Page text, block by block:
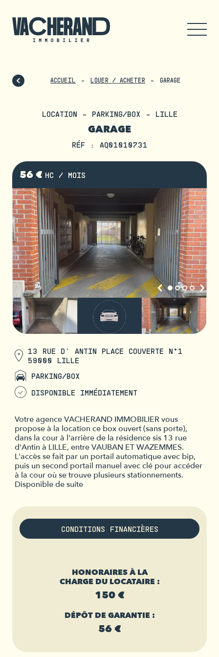
ACCUEIL LOUER / ACHETER GARAGE
LOCATION - PARKING/BOX - LILLE
GARAGE
RÉF : AQ01010731
56 € HC / MOIS
13 RUE D' ANTIN PLACE COUVERTE N°1
59000 LILLE
PARKING/BOX
DISPONIBLE IMMÉDIATEMENT
Votre agence VACHERAND IMMOBILIER vous
propose à la location ce box ouvert (sans porte),
dans la cour à l'arrière de la résidence sis 13 rue
d'Antin à LILLE, entre VAUBAN ET WAZEMMES.
L'accès se fait par un portail automatique avec bip,
puis un second portail manuel avec clé pour accéder
à la cour où se trouve plusieurs stationnements.
Disponible de suite
CONDITIONS FINANCIÈRES
HONORAIRES À LA
CHARGE DU LOCATAIRE :
150 €
DÉPÔT DE GARANTIE :
56 €